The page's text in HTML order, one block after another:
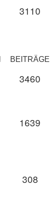
3110
BEITRÄGE
3460
1639
308